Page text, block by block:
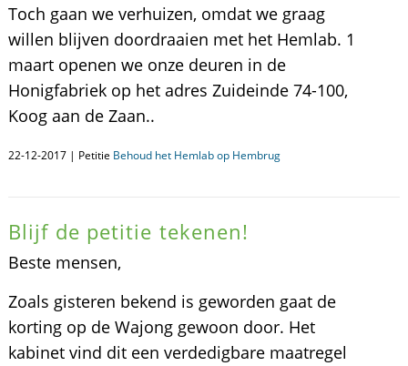
Toch gaan we verhuizen, omdat we graag
willen blijven doordraaien met het Hemlab. 1
maart openen we onze deuren in de
Honigfabriek op het adres Zuideinde 74-100,
Koog aan de Zaan..
22-12-2017 | Petitie Behoud het Hemlab op Hembrug
Blijf de petitie tekenen!
Beste mensen,
Zoals gisteren bekend is geworden gaat de
korting op de Wajong gewoon door. Het
kabinet vind dit een verdedigbare maatregel